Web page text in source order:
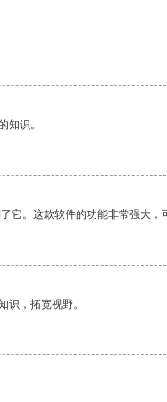
知识。
它。这款软件的功能非常强大
识，拓宽视野。